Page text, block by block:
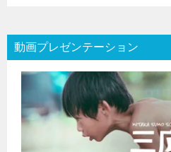
動画プレゼンテーション